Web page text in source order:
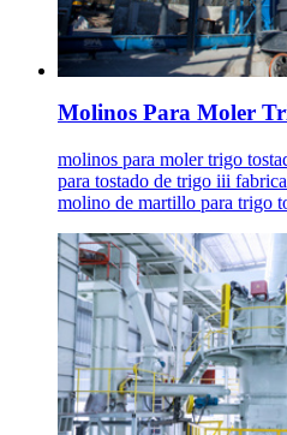
Molinos Para Moler
molinos para moler trigo
para tostado de trigo iii
molino de martillo para trigo